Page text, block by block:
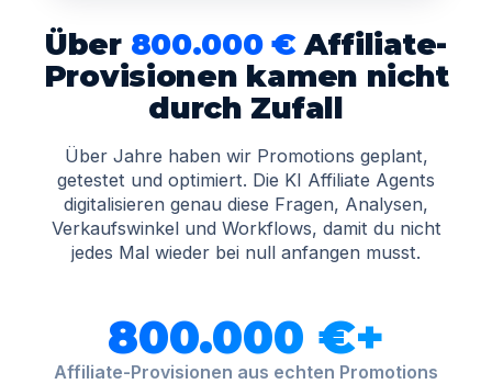
Über 800.000 €Affiliate-
Provisionen kamen nicht
durch Zufall
Über Jahre haben wir Promotions geplant,
getestet und optimiert. Die KI Affiliate Agents
digitalisieren genau diese Fragen, Analysen,
Verkaufswinkel und Workflows, damit du nicht
jedes Mal wieder bei null anfangen musst.
800.000 €+
Affiliate-Provisionen aus echten Promotions